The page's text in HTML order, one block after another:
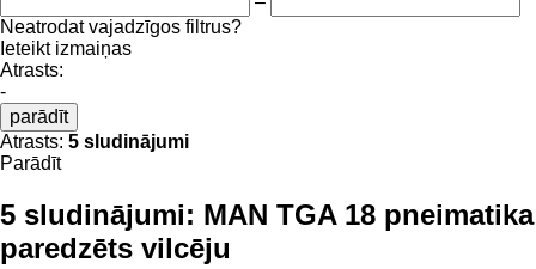
Neatrodat vajadzīgos filtrus?
Ieteikt izmaiņas
Atrasts:
-
parādīt
Atrasts: 5 sludinājumi
Parādīt
5 sludinājumi: MAN TGA 18 pneimatika
paredzēts vilcēju